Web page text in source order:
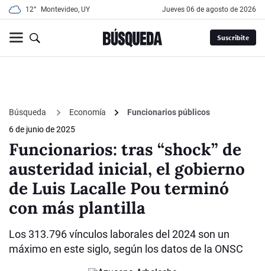
12° Montevideo, UY jueves 06 de agosto de 2026
Suscribite
Búsqueda Economía
Funcionarios públicos
6 de junio de 2025
Funcionarios: tras “shock” de
austeridad inicial, el gobierno
de Luis Lacalle Pou terminó
con más plantilla
Los 313.796 vínculos laborales del 2024 son un
máximo en este siglo, según los datos de la ONSC